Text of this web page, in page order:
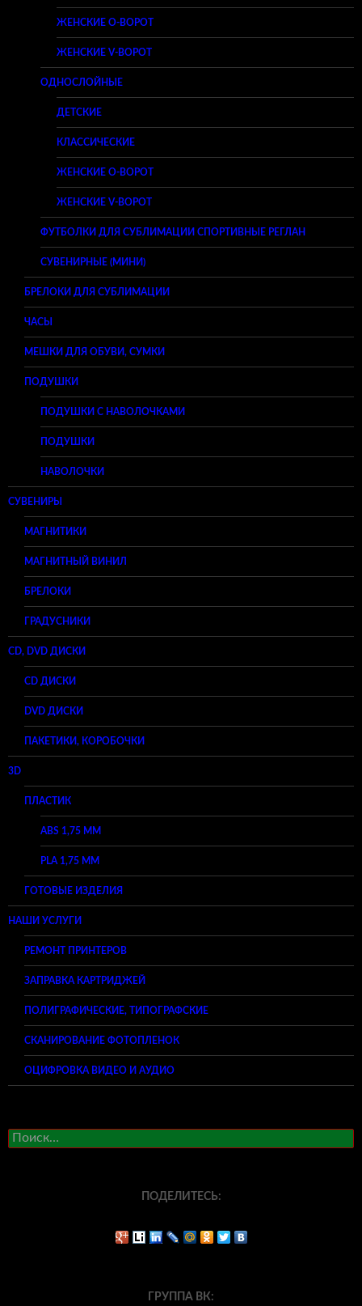
ЖЕНСКИЕ O-ВОРОТ
ЖЕНСКИЕ V-ВОРОТ
ОДНОСЛОЙНЫЕ
ДЕТСКИЕ
КЛАССИЧЕСКИЕ
ЖЕНСКИЕ O-ВОРОТ
ЖЕНСКИЕ V-ВОРОТ
ФУТБОЛКИ ДЛЯ СУБЛИМАЦИИ СПОРТИВНЫЕ РЕГЛАН
СУВЕНИРНЫЕ (МИНИ)
БРЕЛОКИ ДЛЯ СУБЛИМАЦИИ
ЧАСЫ
МЕШКИ ДЛЯ ОБУВИ, СУМКИ
ПОДУШКИ
ПОДУШКИ С НАВОЛОЧКАМИ
ПОДУШКИ
НАВОЛОЧКИ
СУВЕНИРЫ
МАГНИТИКИ
МАГНИТНЫЙ ВИНИЛ
БРЕЛОКИ
ГРАДУСНИКИ
CD, DVD ДИСКИ
CD ДИСКИ
DVD ДИСКИ
ПАКЕТИКИ, КОРОБОЧКИ
3D
ПЛАСТИК
ABS 1,75 ММ
PLA 1,75 ММ
ГОТОВЫЕ ИЗДЕЛИЯ
НАШИ УСЛУГИ
РЕМОНТ ПРИНТЕРОВ
ЗАПРАВКА КАРТРИДЖЕЙ
ПОЛИГРАФИЧЕСКИЕ, ТИПОГРАФСКИЕ
СКАНИРОВАНИЕ ФОТОПЛЕНОК
ОЦИФРОВКА ВИДЕО И АУДИО
Найти:
ПОДЕЛИТЕСЬ:
ГРУППА ВК: